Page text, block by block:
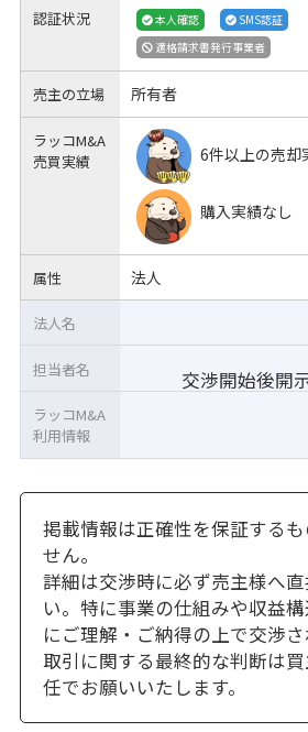
認証状況 本人確認
SMS認証
適格請求書発行事業者
売主の立場 所有者
ラッコM&A
売買実績
6件以上の売却
購入実績なし
属性 法人
交渉開始後開
法人名
担当者名
ラッコM&A
利用情報
掲載情報は正確性を保証する
せん。
詳細は交渉時に必ず売主様へ
い。特に事業の仕組みや収益
にご理解・ご納得の上で交渉さ
取引に関する最終的な判断は
任でお願いいたします。